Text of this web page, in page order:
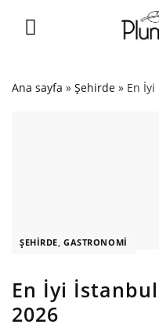
Ana sayfa » Şehirde » En
ŞEHIRDE ,GASTRONOMI
En İyi
2026